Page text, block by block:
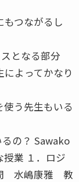
つながるし
となる部分
によってかなり
う先生もいる
の？ Sawako
業 １．ロジ
水嶋康雅 教